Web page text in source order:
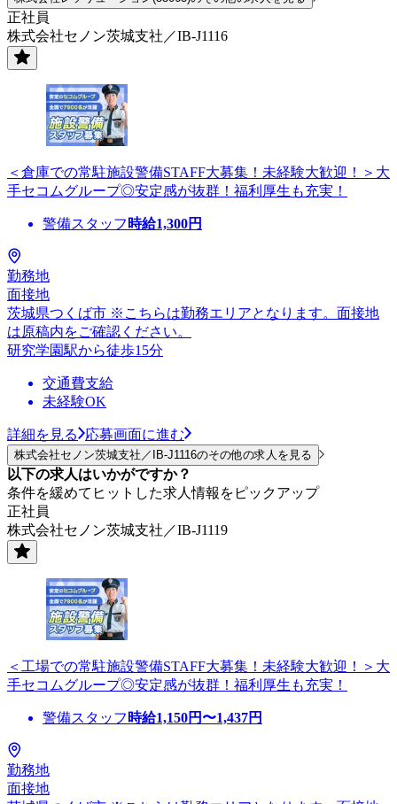
正社員
株式会社セノン茨城支社／IB-J1116
＜倉庫での常駐施設警備STAFF大募集！未経験大歓迎！＞大
手セコムグループ◎安定感が抜群！福利厚生も充実！
警備スタッフ 時給1,300円
勤務地
面接地
茨城県つくば市 ※こちらは勤務エリアとなります。面接地
は原稿内をご確認ください。
研究学園駅から徒歩15分
交通費支給
未経験OK
詳細を見る 応募画面に進む
株式会社セノン茨城支社／IB-J1116のその他の求人を見る
以下の求人はいかがですか？
条件を緩めてヒットした求人情報をピックアップ
正社員
株式会社セノン茨城支社／IB-J1119
＜工場での常駐施設警備STAFF大募集！未経験大歓迎！＞大
手セコムグループ◎安定感が抜群！福利厚生も充実！
警備スタッフ 時給1,150円〜1,437円
勤務地
面接地